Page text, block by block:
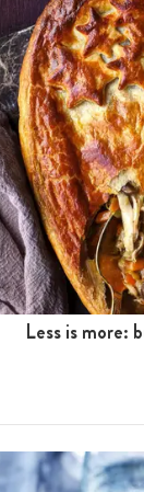
Less is more: